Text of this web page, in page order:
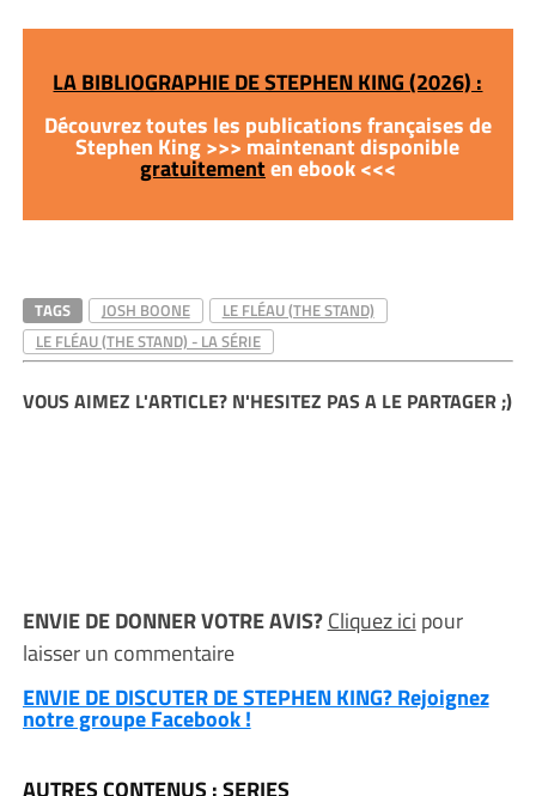
LA BIBLIOGRAPHIE DE STEPHEN KING (2026) :
Découvrez toutes les publications françaises de
Stephen King >>> maintenant disponible
gratuitementen ebook <<<
TAGS JOSH BOONE
LE FLÉAU (THE STAND)
LE FLÉAU (THE STAND) - LA SÉRIE
VOUS AIMEZ L'ARTICLE? N'HESITEZ PAS A LE PARTAGER ;)
ENVIE DE DONNER VOTRE AVIS?Cliquez ici pour
laisser un commentaire
ENVIE DE DISCUTER DE STEPHEN KING? Rejoignez
notre groupe Facebook !